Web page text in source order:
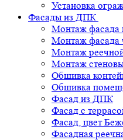
Установка
Фасады из ДПК
Монтаж фасада
Монтаж фасада
Монтаж
Монтаж
Обшивка
Обшивка
Фасад из ДПК
Фасад с
Фасад, цвет
Фасадная